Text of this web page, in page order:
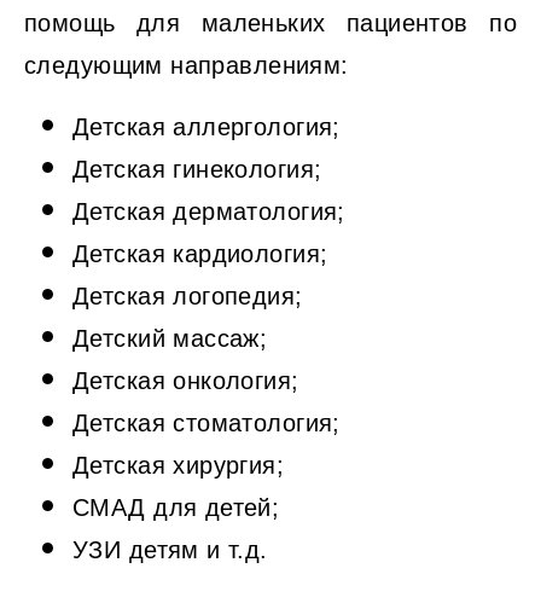
помощь для маленьких пациентов по
следующим направлениям:
Детская аллергология;
Детская гинекология;
Детская дерматология;
Детская кардиология;
Детская логопедия;
Детский массаж;
Детская онкология;
Детская стоматология;
Детская хирургия;
СМАД для детей;
УЗИ детям и т.д.